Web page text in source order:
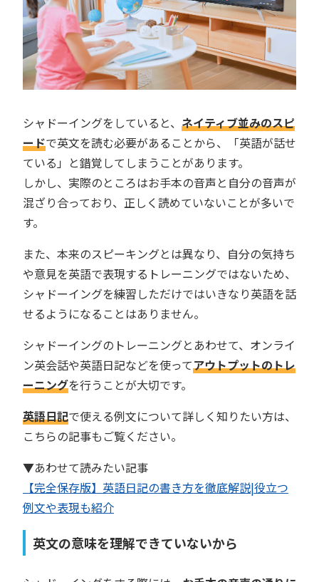
シャドーイングをしていると、 ネイティブ並みのスピ
ードで英文を読む必要があることから、「英語が話せ
ている」と錯覚してしまうことがあります。
しかし、実際のところはお手本の音声と自分の音声が
混ざり合っており、正しく読めていないことが多いで
す。
また、本来のスピーキングとは異なり、自分の気持ち
や意見を英語で表現するトレーニングではないため、
シャドーイングを練習しただけではいきなり英語を話
せるようになることはありません。
シャドーイングのトレーニングとあわせて、オンライ
ン英会話や英語日記などを使ってアウトプットのトレ
ーニングを行うことが大切です。
英語日記で使える例文について詳しく知りたい方は、
こちらの記事もご覧ください。
▼あわせて読みたい記事
【完全保存版】英語日記の書き方を徹底解説|役立つ
例文や表現も紹介
英文の意味を理解できていないから